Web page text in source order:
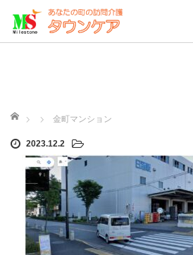
ホーム 金町マンション
2023.12.2